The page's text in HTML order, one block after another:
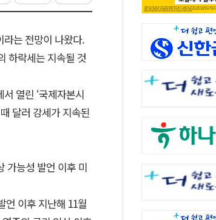
는 전망이 나왔다.
하락세는 지속될 것
열린 ‘국제자본시
달러 강세가 지속된
가능성 발언 이후 미
언 이후 지난해 11월